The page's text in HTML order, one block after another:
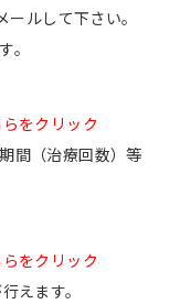
ルして下さい。
。
をクリック
間（治療回数）等
をクリック
えます。